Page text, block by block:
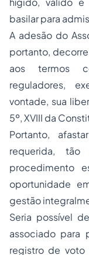
basilar para
A adesão do
portanto,
aos termos
reguladores,
vontade, sua
5º, XVIII da
Portanto,
requerida, tão
procedimento
oportunidade
gestão
Seria possível
associado para
registro de voto